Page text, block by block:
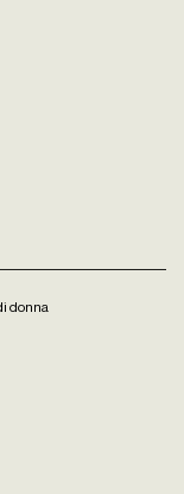
donna